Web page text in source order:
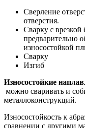
Сверление
отверстия.
Сварку с врезкой
предварительно
износостойкой
Сварку
Изгиб
Износостойкие
можно сваривать и
металлоконструкций.
Износостойкость к
сравнении с другими